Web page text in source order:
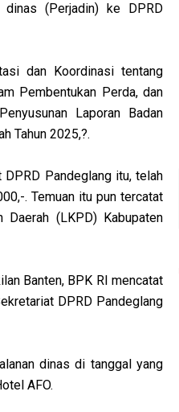
dinas (Perjadin) ke DPRD
dan Koordinasi tentang
Pembentukan Perda, dan
Laporan Badan
Tahun 2025,?.
Pandeglang itu, telah
. Temuan itu pun tercatat
(LKPD) Kabupaten
Banten, BPK RI mencatat
DPRD Pandeglang
dinas di tanggal yang
AFO.